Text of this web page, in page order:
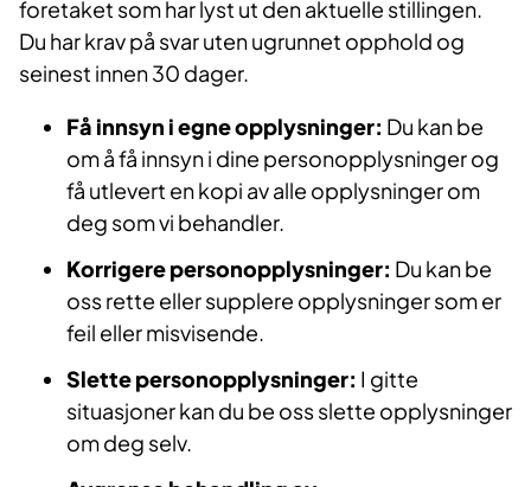
foretaket som har lyst ut den aktuelle stillingen.
Du har krav på svar uten ugrunnet opphold og
seinest innen 30 dager.
Få innsyn i egne opplysninger: Du kan be
om å få innsyn i dine personopplysninger og
få utlevert en kopi av alle opplysninger om
deg som vi behandler.
Korrigere personopplysninger: Du kan be
oss rette eller supplere opplysninger som er
feil eller misvisende.
Slette personopplysninger: I gitte
situasjoner kan du be oss slette opplysninger
om deg selv.